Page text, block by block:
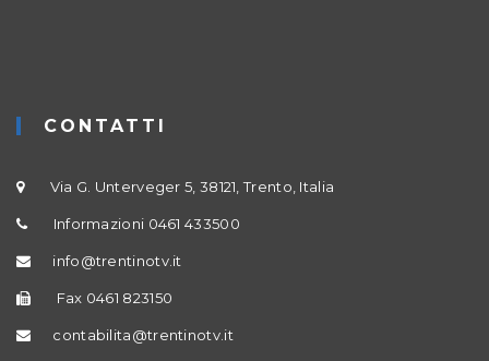
CONTATTI
Via G. Unterveger 5, 38121, Trento, Italia
Informazioni 0461 433500
info@trentinotv.it
Fax 0461 823150
contabilita@trentinotv.it